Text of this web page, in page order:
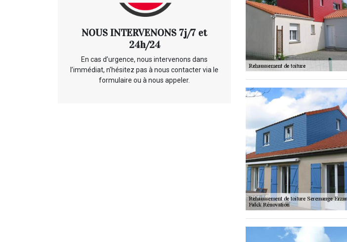
NOUS INTERVENONS 7j/7 et
24h/24
En cas d’urgence, nous intervenons dans
l’immédiat, n’hésitez pas à nous contacter via le
formulaire ou à nous appeler.